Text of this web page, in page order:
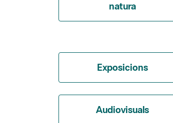
natura
Exposicions
Audiovisuals